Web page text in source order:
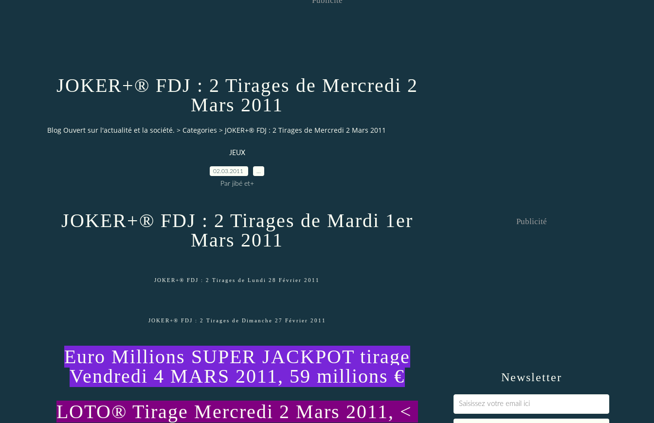
JOKER+® FDJ : 2 Tirages de Mercredi 2
Mars 2011
Blog Ouvert sur l'actualité et la société. > Categories > JOKER+® FDJ : 2 Tirages de Mercredi 2 Mars 2011
JEUX
02.03.2011
Par jibé et+
JOKER+® FDJ : 2 Tirages de Mardi 1er
Mars 2011
JOKER+® FDJ : 2 Tirages de Lundi 28 Février 2011
JOKER+® FDJ : 2 Tirages de Dimanche 27 Février 2011
Euro Millions SUPER JACKPOT tirage
Vendredi 4 MARS 2011, 59 millions €
LOTO® Tirage Mercredi 2 Mars 2011, <
Newsletter
Publicité